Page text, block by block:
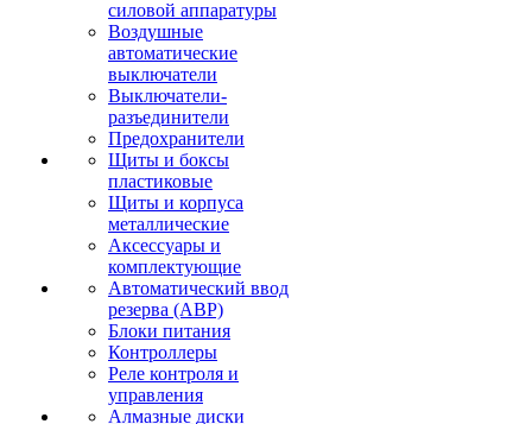
силовой аппаратуры
Воздушные
автоматические
выключатели
Выключатели-
разъединители
Предохранители
Щиты и боксы
пластиковые
Щиты и корпуса
металлические
Аксессуары и
комплектующие
Автоматический ввод
резерва (АВР)
Блоки питания
Контроллеры
Реле контроля и
управления
Алмазные диски